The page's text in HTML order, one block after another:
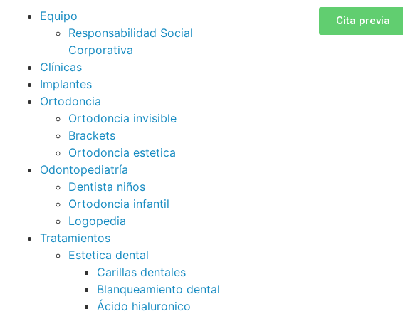
Equipo
Responsabilidad Social
Corporativa
Clínicas
Implantes
Ortodoncia
Ortodoncia invisible
Brackets
Ortodoncia estetica
Odontopediatría
Dentista niños
Ortodoncia infantil
Logopedia
Tratamientos
Estetica dental
Carillas dentales
Blanqueamiento dental
Ácido hialuronico
Cita previa